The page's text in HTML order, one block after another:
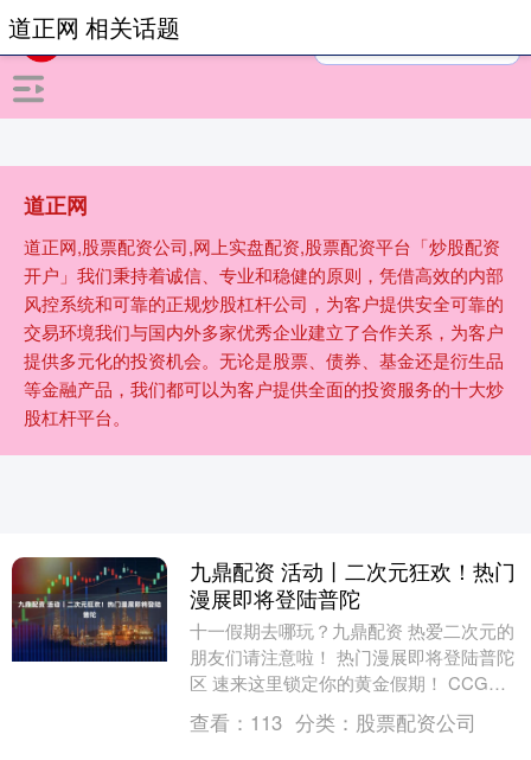
道正网
道正网,股票配资公司,网上实盘配资,股票配资平台「炒股配资
开户」我们秉持着诚信、专业和稳健的原则，凭借高效的内部
风控系统和可靠的正规炒股杠杆公司，为客户提供安全可靠的
交易环境我们与国内外多家优秀企业建立了合作关系，为客户
提供多元化的投资机会。无论是股票、债券、基金还是衍生品
等金融产品，我们都可以为客户提供全面的投资服务的十大炒
股杠杆平台。
道正网 相关话题
九鼎配资 活动丨二次元狂欢！热门
漫展即将登陆普陀
十一假期去哪玩？九鼎配资 热爱二次元的
朋友们请注意啦！ 热门漫展即将登陆普陀
区 速来这里锁定你的黄金假期！ CCG
EXPO 2025系列活动 第11届ICG动....
查看： 113 分类： 股票配资公司